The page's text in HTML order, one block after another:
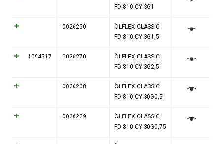
FD 810 CY 3G1
0026250
ÖLFLEX CLASSIC
FD 810 CY 3G1,5
1094517 0026270
ÖLFLEX CLASSIC
FD 810 CY 3G2,5
0026208
ÖLFLEX CLASSIC
FD 810 CY 30G0,5
0026229
ÖLFLEX CLASSIC
FD 810 CY 30G0,75